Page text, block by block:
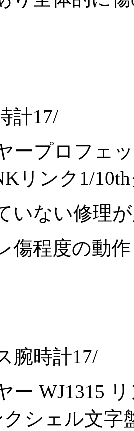
計17/
ープロフェ
リンク1/
いない修理
傷程度の動
腕時計17/
ー WJ1315
シェル文字